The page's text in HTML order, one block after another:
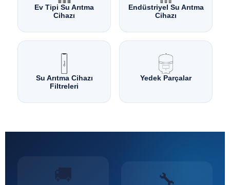
Ev Tipi Su Arıtma
Cihazı
Endüstriyel Su Arıtma
Cihazı
Su Arıtma Cihazı
Filtreleri
Yedek Parçalar
🚚 🔧